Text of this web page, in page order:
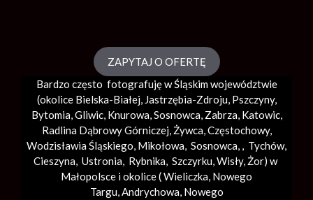
ZAPYTAJ O OFERTĘ
Bardzo często fotografuję w Śląskim województwie
(okolice Bielska-Białej, Jastrzębia-Zdroju, Pszczyny,
Bytomia, Gliwic, Knurowa, Sosnowca, Zabrza, Katowic,
Radlina Dąbrowy Górniczej, Żywca, Częstochowy,
Wodzisławia Śląskiego, Mikołowa, Sosnowca, , Tychów,
Cieszyna, Ustronia, Rybnika, Szczyrku, Wisły, Żor) w
Małopolsce i okolice (Wieliczka, Nowego
Targu,Andrychowa, Nowego